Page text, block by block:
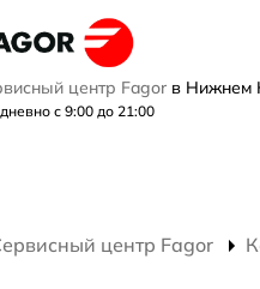
центр Fagor в Нижнем
с 9:00 до 21:00
центр Fagor